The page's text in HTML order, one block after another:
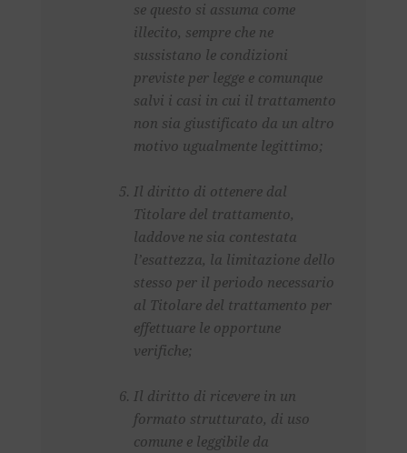
se questo si assuma come
illecito, sempre che ne
sussistano le condizioni
previste per legge e comunque
salvi i casi in cui il trattamento
non sia giustificato da un altro
motivo ugualmente legittimo;
Il diritto di ottenere dal
Titolare del trattamento,
laddove ne sia contestata
l’esattezza, la limitazione dello
stesso per il periodo necessario
al Titolare del trattamento per
effettuare le opportune
verifiche;
Il diritto di ricevere in un
formato strutturato, di uso
comune e leggibile da